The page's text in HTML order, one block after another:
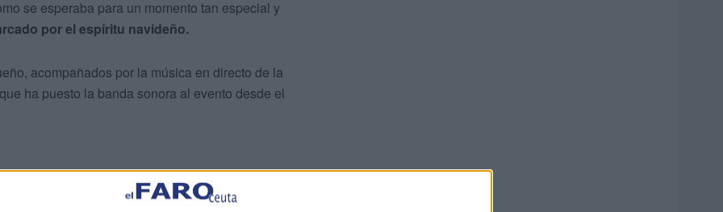
se esperaba para un momento tan especial y
por el espíritu navideño.
acompañados por la música en directo de la
ha puesto la banda sonora al evento desde el